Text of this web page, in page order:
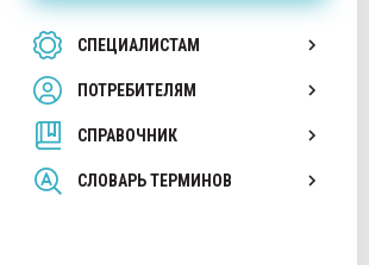
СПЕЦИАЛИСТАМ
ПОТРЕБИТЕЛЯМ
СПРАВОЧНИК
СЛОВАРЬ ТЕРМИНОВ